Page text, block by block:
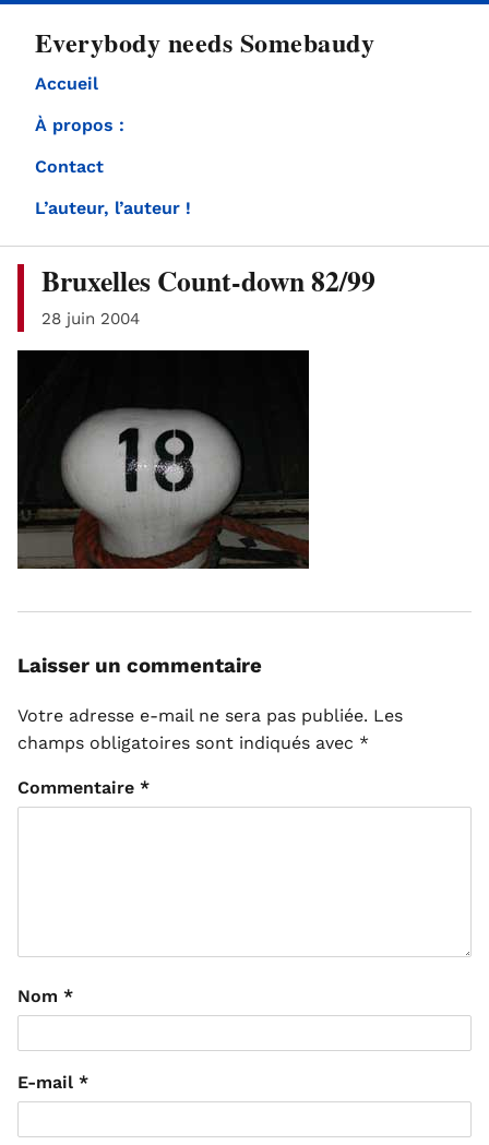
Everybody needs Somebaudy
Accueil
À propos :
Contact
L’auteur, l’auteur !
Bruxelles Count-down 82/99
28 juin 2004
Laisser un commentaire
Votre adresse e-mail ne sera pas publiée. Les
champs obligatoires sont indiqués avec *
Commentaire *
Nom *
E-mail *